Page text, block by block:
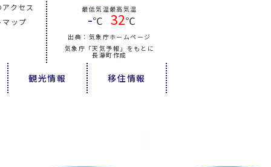
クセス
マップ
最低気温
-℃
最高気温
32℃
出典：気象庁ホームページ
気象庁「天気予報」をもとに
長瀞町作成
観光情報 移住情報